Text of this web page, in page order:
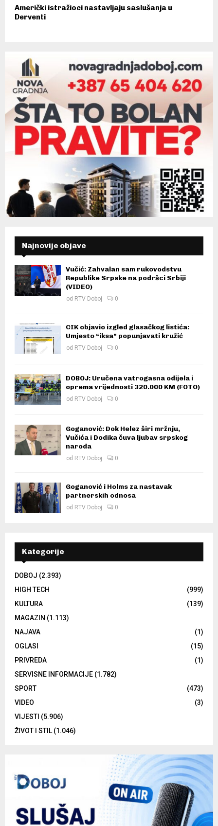
Američki istražioci nastavljaju saslušanja u
Derventi
Najnovije objave
Vučić: Zahvalan sam rukovodstvu
Republike Srpske na podršci Srbiji
(VIDEO)
od RTV Doboj 0
CIK objavio izgled glasačkog listića:
Umjesto “iksa” popunjavati kružić
od RTV Doboj 0
DOBOJ: Uručena vatrogasna odijela i
oprema vrijednosti 320.000 KM (FOTO)
od RTV Doboj 0
Goganović: Dok Helez širi mržnju,
Vučića i Dodika čuva ljubav srpskog
naroda
od RTV Doboj 0
Goganović i Holms za nastavak
partnerskih odnosa
od RTV Doboj 0
Kategorije
DOBOJ (2.393)
HIGH TECH
(999)
KULTURA
(139)
MAGAZIN (1.113)
NAJAVA
(1)
OGLASI
(15)
PRIVREDA
(1)
SERVISNE INFORMACIJE (1.782)
SPORT
(473)
VIDEO
(3)
VIJESTI (5.906)
ŽIVOT I STIL(1.046)